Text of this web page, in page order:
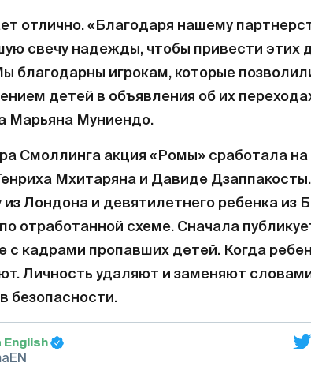
отлично. «Благодаря нашему
свечу надежды, чтобы привести этих
благодарны игрокам, которые
детей в объявления об их
Марьяна Муниендо.
Смоллинга акция «Ромы» сработала на
Мхитаряна и Давиде
Лондона и девятилетнего ребенка из
отработанной схеме. Сначала
с кадрами пропавших детей. Когда
Личность удаляют и заменяют
безопасности.
English